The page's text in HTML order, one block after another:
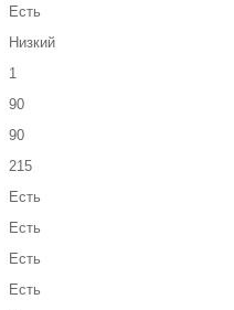
Есть
Низкий
1
90
90
215
Есть
Есть
Есть
Есть